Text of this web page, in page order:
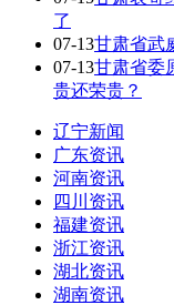
了
07-13甘肃省武
07-13甘肃省委
贵还荣贵？
辽宁新闻
广东资讯
河南资讯
四川资讯
福建资讯
浙江资讯
湖北资讯
湖南资讯